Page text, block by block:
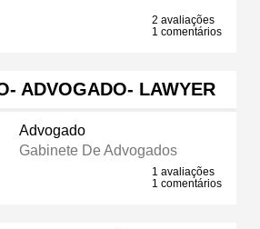
2 avaliações
1 comentários
ADVOGADO- LAWYER
Advogado
Gabinete De Advogados
1 avaliações
1 comentários